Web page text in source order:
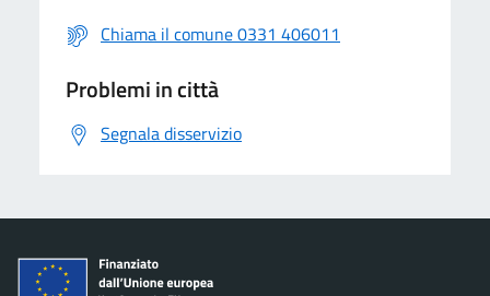
Chiama il comune 0331 406011
Problemi in città
Segnala disservizio